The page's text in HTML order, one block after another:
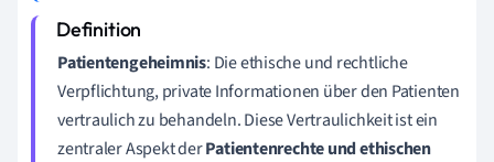
Patientengeheimnis: Die ethische und rechtliche
Verpflichtung, private Informationen über den Patienten
vertraulich zu behandeln. Diese Vertraulichkeit ist ein
zentraler Aspekt derPatientenrechte und ethischen